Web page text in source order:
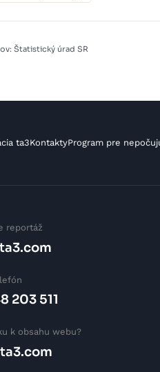
Štatistický úrad SR
ta3KontaktyProgram pre
reportáž
203 511
k obsahu webu?